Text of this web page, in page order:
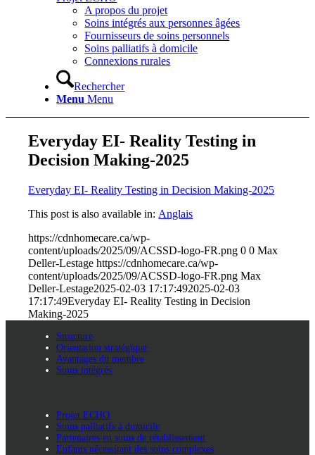
A propos du projet
Soins intégrés aux personnes âgées
Fournisseurs de soins personnels
Soins palliatifs à domicile
Connexions rurales
Rechercher
Menu Menu
Everyday EI- Reality Testing in
Decision Making-2025
Everyday EI- Reality Testing in Decision Making-2025
This post is also available in: Anglais
https://cdnhomecare.ca/wp-
content/uploads/2025/09/ACSSD-logo-FR.png 0 0 Max
Deller-Lestage https://cdnhomecare.ca/wp-
content/uploads/2025/09/ACSSD-logo-FR.png Max
Deller-Lestage2025-02-03 17:17:492025-02-03
17:17:49Everyday EI- Reality Testing in Decision
Making-2025
Structure
Orientation stratégique
Avantages du membre
Soins intégrés
Projet ECHO
Soins palliatifs à domicile
Partenaires en soins de rétablissement
Enfants nécessitant des soins complexes